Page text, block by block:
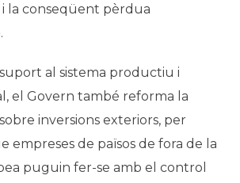
la conseqüent pèrdua
al sistema productiu i
el Govern també reforma la
inversions exteriors, per
empreses de països de fora de la
puguin fer-se amb el control